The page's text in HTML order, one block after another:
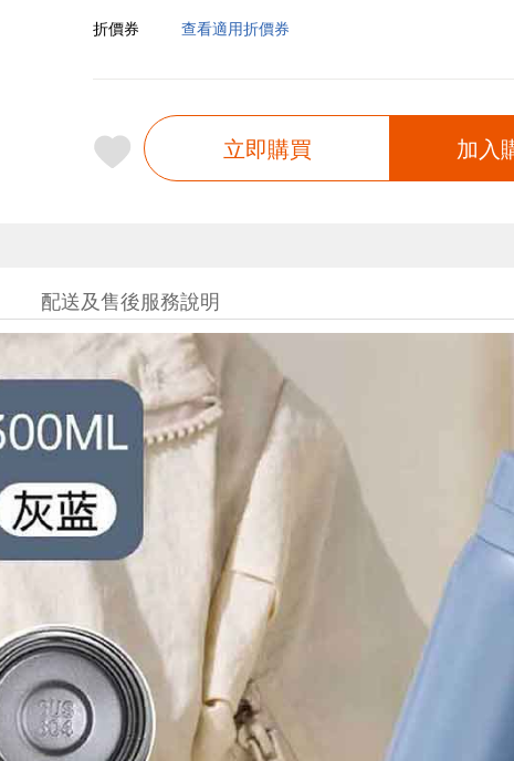
折價券
查看適用折價券
立即購買 加入
配送及售後服務說明